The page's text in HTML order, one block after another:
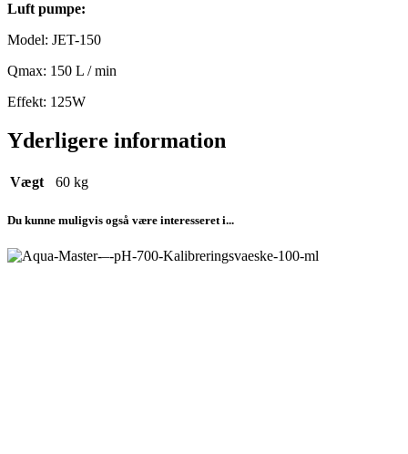
Luft pumpe:
Model: JET-150
Qmax: 150 L / min
Effekt: 125W
Yderligere information
Vægt 60 kg
Du kunne muligvis også være interesseret i...